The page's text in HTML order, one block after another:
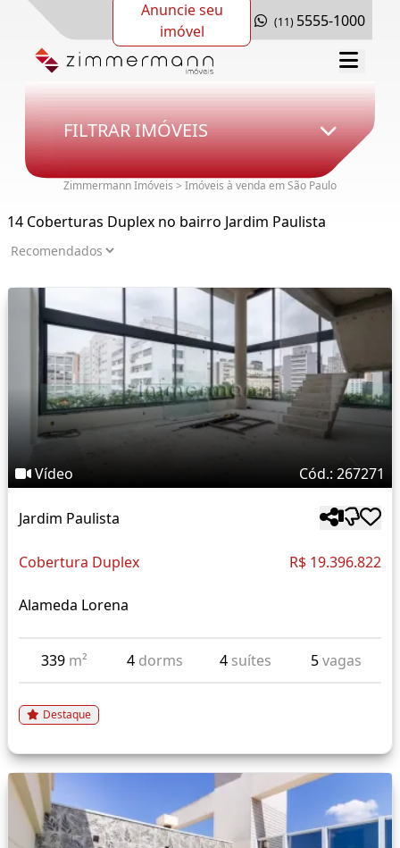
Anuncie seu
imóvel
(11) 5555-1000
FILTRAR IMÓVEIS
Zimmermann Imóveis > Imóveis à venda em São Paulo
14 Coberturas Duplex no bairro Jardim Paulista
Vídeo Cód.: 267271
Jardim Paulista
Cobertura Duplex R$ 19.396.822
Alameda Lorena
339 m² 4 dorms 4 suítes 5vagas
Destaque